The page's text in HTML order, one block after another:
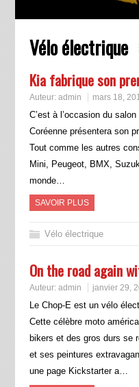
Vélo électrique
Kia fabrique son
Auteur: admin mars 18,
C’est à l’occasion du
Coréenne présentera son
Tout comme les autres
Mini, Peugeot, BMX,
monde…
SAVOIR PLUS
Vélo électrique
On the road again
Auteur: admin janvier 29,
Le Chop-E est un vélo
Cette célèbre moto
bikers et des gros durs se
et ses peintures
une page Kickstarter a…